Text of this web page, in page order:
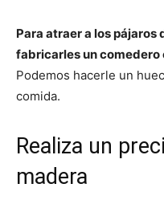
Para atraer a los pájaros
fabricarles un comedero
Podemos hacerle un
comida.
Realiza un
madera